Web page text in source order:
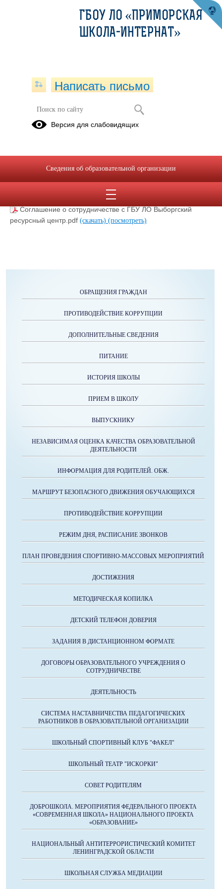
Договоры образовательного
учреждения о сотрудничестве
Договор с Приморским краеведческаким музеем.pdf
Соглашение о сотрудничестве с ГБУ ЛО Выборгский
ресурсный центр.pdf (скачать) (посмотреть)
ОБРАЩЕНИЯ ГРАЖДАН
ПРОТИВОДЕЙСТВИЕ КОРРУПЦИИ
ДОПОЛНИТЕЛЬНЫЕ СВЕДЕНИЯ
ПИТАНИЕ
ИСТОРИЯ ШКОЛЫ
ПРИЕМ В ШКОЛУ
ВЫПУСКНИКУ
НЕЗАВИСИМАЯ ОЦЕНКА КАЧЕСТВА ОБРАЗОВАТЕЛЬНОЙ
ДЕЯТЕЛЬНОСТИ
ИНФОРМАЦИЯ ДЛЯ РОДИТЕЛЕЙ. ОБЖ.
МАРШРУТ БЕЗОПАСНОГО ДВИЖЕНИЯ ОБУЧАЮЩИХСЯ
ПРОТИВОДЕЙСТВИЕ КОРРУПЦИИ
РЕЖИМ ДНЯ, РАСПИСАНИЕ ЗВОНКОВ
ПЛАН ПРОВЕДЕНИЯ СПОРТИВНО-МАССОВЫХ МЕРОПРИЯТИЙ
ДОСТИЖЕНИЯ
МЕТОДИЧЕСКАЯ КОПИЛКА
ДЕТСКИЙ ТЕЛЕФОН ДОВЕРИЯ
ЗАДАНИЯ В ДИСТАНЦИОННОМ ФОРМАТЕ
ДОГОВОРЫ ОБРАЗОВАТЕЛЬНОГО УЧРЕЖДЕНИЯ О
СОТРУДНИЧЕСТВЕ
ДЕЯТЕЛЬНОСТЬ
СИСТЕМА НАСТАВНИЧЕСТВА ПЕДАГОГИЧЕСКИХ
РАБОТНИКОВ В ОБРАЗОВАТЕЛЬНОЙ ОРГАНИЗАЦИИ
ШКОЛЬНЫЙ СПОРТИВНЫЙ КЛУБ "ФАКЕЛ"
ШКОЛЬНЫЙ ТЕАТР "ИСКОРКИ"
СОВЕТ РОДИТЕЛЯМ
ДОБРОШКОЛА. МЕРОПРИЯТИЯ ФЕДЕРАЛЬНОГО ПРОЕКТА
«СОВРЕМЕННАЯ ШКОЛА» НАЦИОНАЛЬНОГО ПРОЕКТА
«ОБРАЗОВАНИЕ»
НАЦИОНАЛЬНЫЙ АНТИТЕРРОРИСТИЧЕСКИЙ КОМИТЕТ
ЛЕНИНГРАДСКОЙ ОБЛАСТИ
ШКОЛЬНАЯ СЛУЖБА МЕДИАЦИИ
ГБОУ ЛО «ПРИМОРСКАЯ
ШКОЛА-ИНТЕРНАТ»
Написать письмо
Версия для слабовидящих
Сведения об образовательной организации